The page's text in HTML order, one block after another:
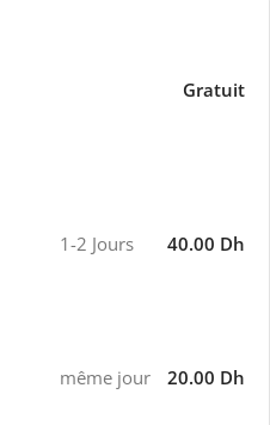
Gratuit
1-2 Jours 40.00 Dh
même jour 20.00 Dh